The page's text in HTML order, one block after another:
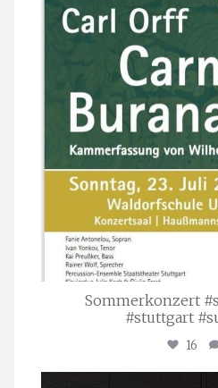
Sommerkonzert
#stuttgart
16